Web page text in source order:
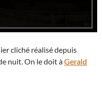
cliché réalisé depuis
nuit. On le doit àGerald